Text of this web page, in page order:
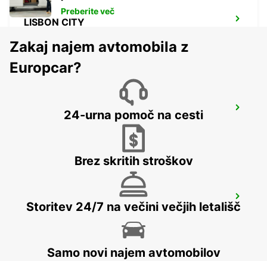
LISBON CITY
LISBON CASTILHO
CORROIOS SEIXAL
CORROIOS - PORTUGAL
Preberite več
Zakaj najem avtomobila z
Europcar?
24-urna pomoč na cesti
Brez skritih stroškov
Storitev 24/7 na večini večjih letališč
Samo novi najem avtomobilov